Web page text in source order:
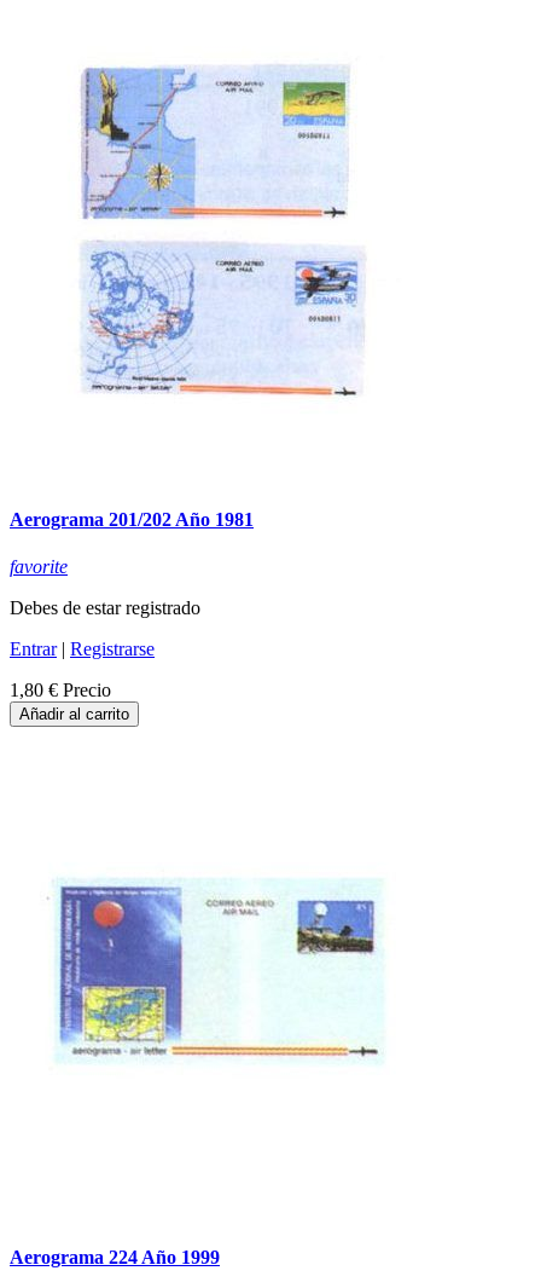
Aerograma 201/202 Año 1981
favorite
Debes de estar registrado
Entrar| Registrarse
1,80 € Precio
Añadir al carrito
Aerograma 224 Año 1999